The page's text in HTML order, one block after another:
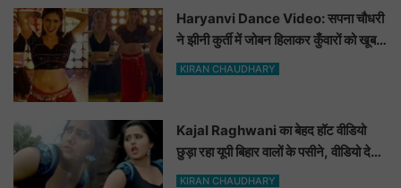
Haryanvi Dance Video: सपना चौधरी
ने झीनी कुर्ती में जोबन हिलाकर कुँवारों को खूब
ललचाया, यूट्यूब पर छाया Hot Dance
KIRAN CHAUDHARY
Kajal Raghwani का बेहद हॉट वीडियो
छुड़ा रहा यूपी बिहार वालों के पसीने, वीडियो देख
आप भी हो जाओगे बेकाबू
KIRAN CHAUDHARY